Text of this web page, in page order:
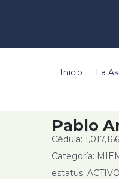
Inicio La
Pablo
Cédula:
Categoría:
estatus: ACTIVO